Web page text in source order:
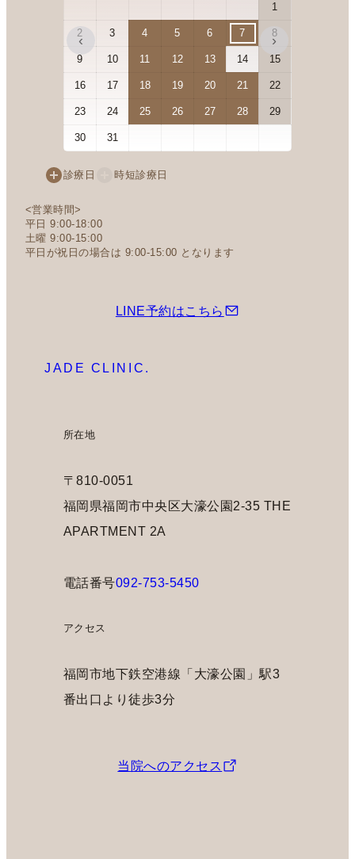
‹
1
2 3 4 5 6 7 8
9 10 11 12 13 14 15
16 17 18 19 20 21 22
23 24 25 26 27 28 29
30 31
›
診療日 時短診療日
<営業時間>
平日 9:00-18:00
土曜 9:00-15:00
平日が祝日の場合は 9:00-15:00 となります
LINE予約はこちら
JADE CLINIC.
所在地
〒810-0051
福岡県福岡市中央区大濠公園2-35 THE
APARTMENT 2A
電話番号092-753-5450
アクセス
福岡市地下鉄空港線「大濠公園」駅3
番出口より徒歩3分
当院へのアクセス